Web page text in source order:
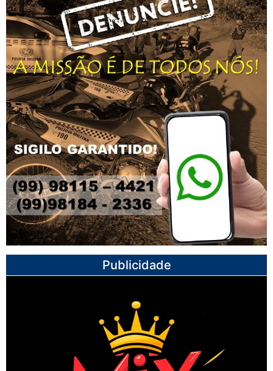
Publicidade